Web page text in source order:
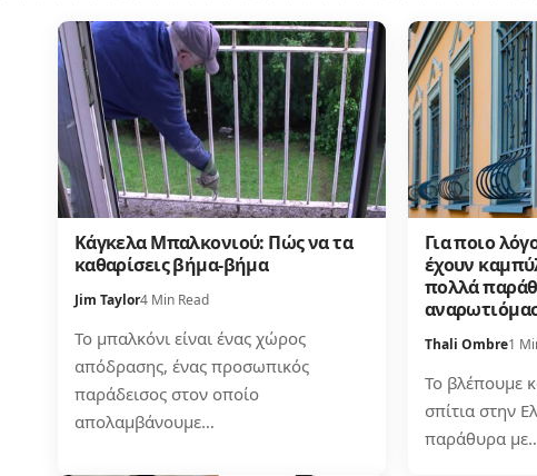
Κάγκελα Μπαλκονιού: Πώς να τα
καθαρίσεις βήμα-βήμα
Jim Taylor4 Min Read
Το μπαλκόνι είναι ένας χώρος
απόδρασης, ένας προσωπικός
παράδεισος στον οποίο
απολαμβάνουμε…
Για ποιο
έχουν
πολλά
Thali Ombre1
Το βλέπουμε
σπίτια στην
παράθυρα